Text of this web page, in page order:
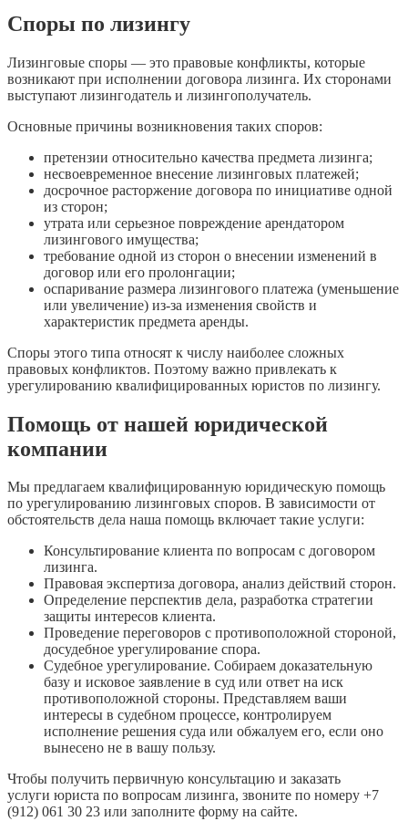
Споры по лизингу
Лизинговые споры — это правовые конфликты, которые
возникают при исполнении договора лизинга. Их сторонами
выступают лизингодатель и лизингополучатель.
Основные причины возникновения таких споров:
претензии относительно качества предмета лизинга;
несвоевременное внесение лизинговых платежей;
досрочное расторжение договора по инициативе одной
из сторон;
утрата или серьезное повреждение арендатором
лизингового имущества;
требование одной из сторон о внесении изменений в
договор или его пролонгации;
оспаривание размера лизингового платежа (уменьшение
или увеличение) из-за изменения свойств и
характеристик предмета аренды.
Споры этого типа относят к числу наиболее сложных
правовых конфликтов. Поэтому важно привлекать к
урегулированию квалифицированных юристов по лизингу.
Помощь от нашей юридической
компании
Мы предлагаем квалифицированную юридическую помощь
по урегулированию лизинговых споров. В зависимости от
обстоятельств дела наша помощь включает такие услуги:
Консультирование клиента по вопросам с договором
лизинга.
Правовая экспертиза договора, анализ действий сторон.
Определение перспектив дела, разработка стратегии
защиты интересов клиента.
Проведение переговоров с противоположной стороной,
досудебное урегулирование спора.
Судебное урегулирование. Собираем доказательную
базу и исковое заявление в суд или ответ на иск
противоположной стороны. Представляем ваши
интересы в судебном процессе, контролируем
исполнение решения суда или обжалуем его, если оно
вынесено не в вашу пользу.
Чтобы получить первичную консультацию и заказать
услуги юриста по вопросам лизинга, звоните по номеру +7
(912) 061 30 23 или заполните форму на сайте.